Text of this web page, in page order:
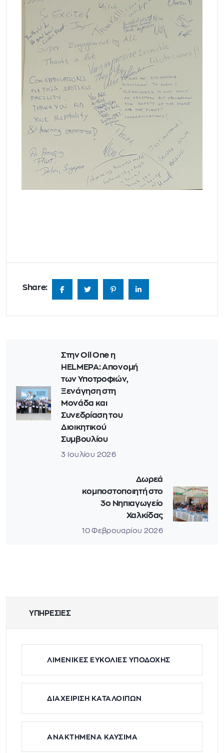
Share:
Στην Oil One η
HELMEPA: Απονομή
των Υποτροφιών,
Ξενάγηση στη
Μονάδα και
Συνεδρίαση του
Διοικητικού
Συμβουλίου
3 Ιουλίου 2026
Δωρεά
κομποστοποιητή στο
3ο Νηπιαγωγείο
Χαλκίδας
10 Φεβρουαρίου 2026
ΥΠΗΡΕΣΙΕΣ
ΛΙΜΕΝΙΚΕΣ ΕΥΚΟΛΙΕΣ ΥΠΟΔΟΧΗΣ
ΔΙΑΧΕΙΡΙΣΗ ΚΑΤΑΛΟΙΠΩΝ
ΑΝΑΚΤΗΜΕΝΑ ΚΑΥΣΙΜΑ